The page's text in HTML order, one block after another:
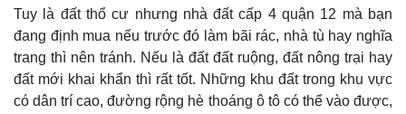
Tuy là đất thổ cư nhưng nhà đất cấp 4 quận 12 mà bạn
đang định mua nếu trước đó làm bãi rác, nhà tù hay nghĩa
trang thì nên tránh. Nếu là đất đất ruộng, đất nông trại hay
đất mới khai khẩn thì rất tốt. Những khu đất trong khu vực
có dân trí cao, đường rộng hè thoáng ô tô có thể vào được,